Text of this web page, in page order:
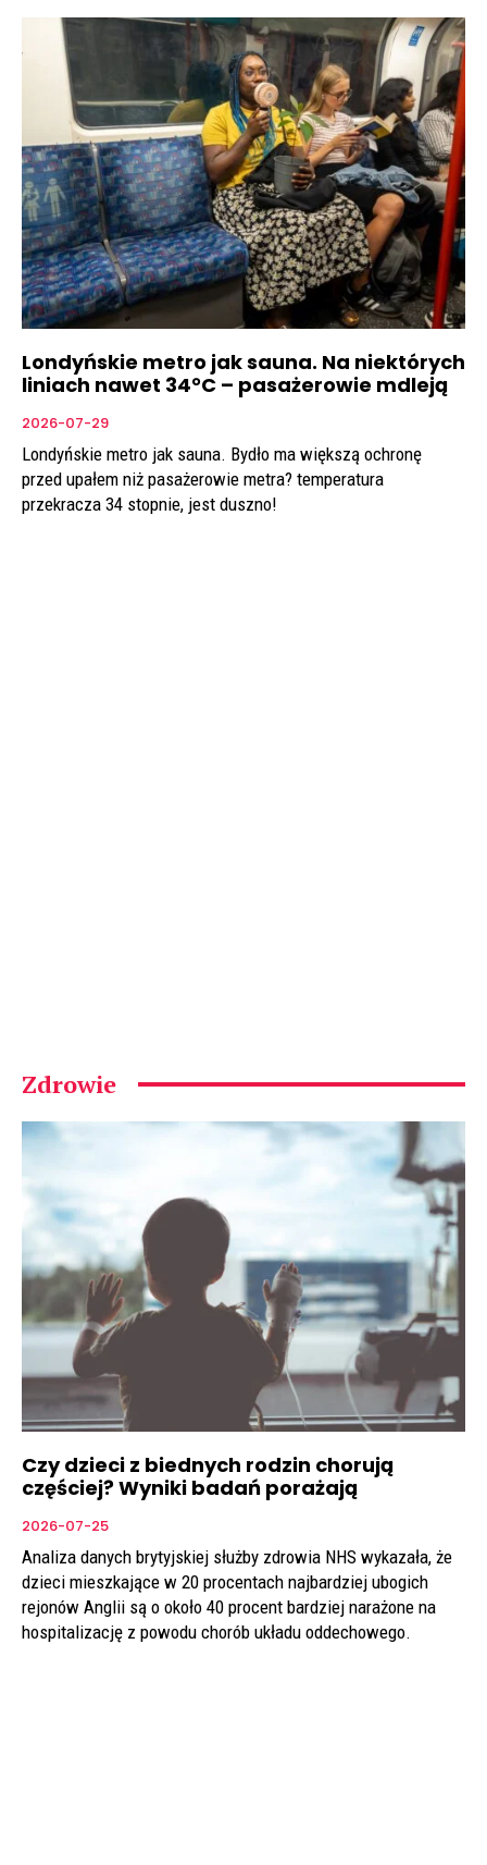
Londyńskie metro jak sauna. Na niektórych
liniach nawet 34°C – pasażerowie mdleją
2026-07-29
Londyńskie metro jak sauna. Bydło ma większą ochronę
przed upałem niż pasażerowie metra? temperatura
przekracza 34 stopnie, jest duszno!
Zdrowie
Czy dzieci z biednych rodzin chorują
częściej? Wyniki badań porażają
2026-07-25
Analiza danych brytyjskiej służby zdrowia NHS wykazała, że
dzieci mieszkające w 20 procentach najbardziej ubogich
rejonów Anglii są o około 40 procent bardziej narażone na
hospitalizację z powodu chorób układu oddechowego.